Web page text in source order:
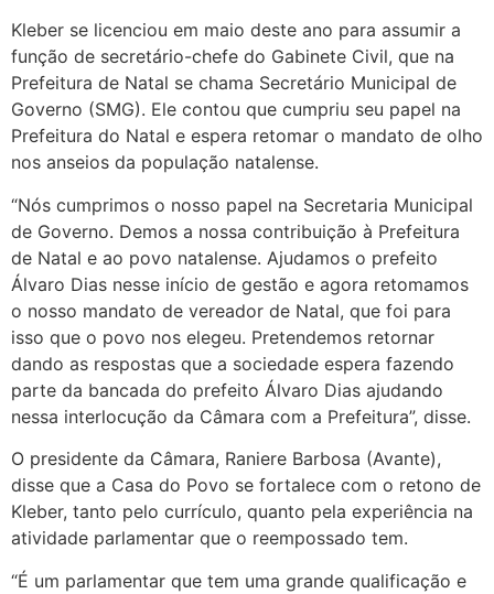
Kleber se licenciou em maio deste ano para assumir a
função de secretário-chefe do Gabinete Civil, que na
Prefeitura de Natal se chama Secretário Municipal de
Governo (SMG). Ele contou que cumpriu seu papel na
Prefeitura do Natal e espera retomar o mandato de olho
nos anseios da população natalense.
“Nós cumprimos o nosso papel na Secretaria Municipal
de Governo. Demos a nossa contribuição à Prefeitura
de Natal e ao povo natalense. Ajudamos o prefeito
Álvaro Dias nesse início de gestão e agora retomamos
o nosso mandato de vereador de Natal, que foi para
isso que o povo nos elegeu. Pretendemos retornar
dando as respostas que a sociedade espera fazendo
parte da bancada do prefeito Álvaro Dias ajudando
nessa interlocução da Câmara com a Prefeitura”, disse.
O presidente da Câmara, Raniere Barbosa (Avante),
disse que a Casa do Povo se fortalece com o retono de
Kleber, tanto pelo currículo, quanto pela experiência na
atividade parlamentar que o reempossado tem.
“É um parlamentar que tem uma grande qualificação e